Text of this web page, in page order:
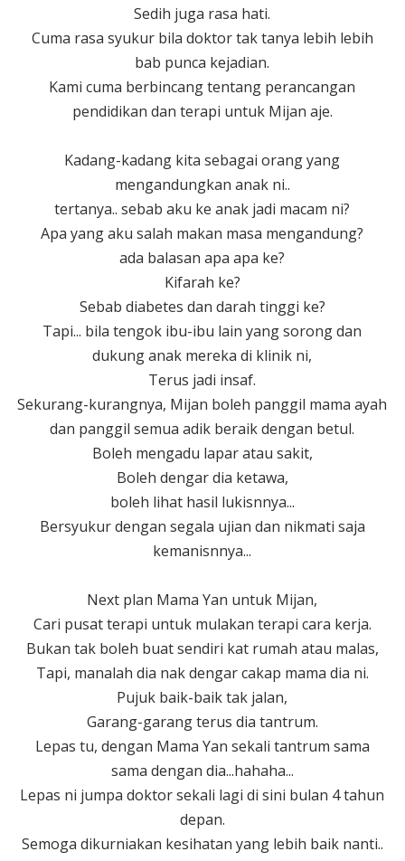
Sedih juga rasa hati.
Cuma rasa syukur bila doktor tak tanya lebih lebih
bab punca kejadian.
Kami cuma berbincang tentang perancangan
pendidikan dan terapi untuk Mijan aje.
Kadang-kadang kita sebagai orang yang
mengandungkan anak ni..
tertanya.. sebab aku ke anak jadi macam ni?
Apa yang aku salah makan masa mengandung?
ada balasan apa apa ke?
Kifarah ke?
Sebab diabetes dan darah tinggi ke?
Tapi... bila tengok ibu-ibu lain yang sorong dan
dukung anak mereka di klinik ni,
Terus jadi insaf.
Sekurang-kurangnya, Mijan boleh panggil mama ayah
dan panggil semua adik beraik dengan betul.
Boleh mengadu lapar atau sakit,
Boleh dengar dia ketawa,
boleh lihat hasil lukisnnya...
Bersyukur dengan segala ujian dan nikmati saja
kemanisnnya...
Next plan Mama Yan untuk Mijan,
Cari pusat terapi untuk mulakan terapi cara kerja.
Bukan tak boleh buat sendiri kat rumah atau malas,
Tapi, manalah dia nak dengar cakap mama dia ni.
Pujuk baik-baik tak jalan,
Garang-garang terus dia tantrum.
Lepas tu, dengan Mama Yan sekali tantrum sama
sama dengan dia...hahaha...
Lepas ni jumpa doktor sekali lagi di sini bulan 4 tahun
depan.
Semoga dikurniakan kesihatan yang lebih baik nanti..